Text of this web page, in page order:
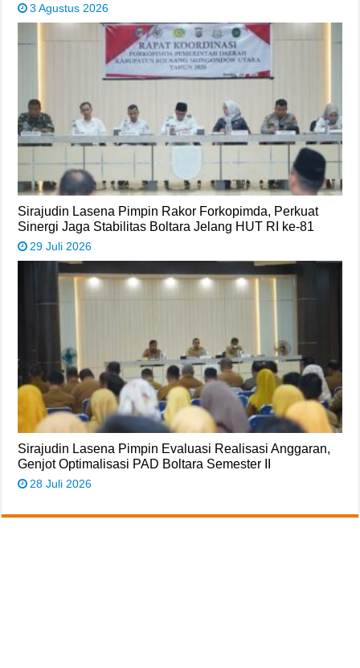
3 Agustus 2026
Sirajudin Lasena Pimpin Rakor Forkopimda, Perkuat
Sinergi Jaga Stabilitas Boltara Jelang HUT RI ke-81
29 Juli 2026
Sirajudin Lasena Pimpin Evaluasi Realisasi Anggaran,
Genjot Optimalisasi PAD Boltara Semester II
28 Juli 2026